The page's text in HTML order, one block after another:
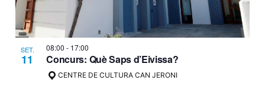
SET.
11
08:00- 17:00
Concurs: Què Saps d’Eivissa?
CENTRE DE CULTURA CAN JERONI